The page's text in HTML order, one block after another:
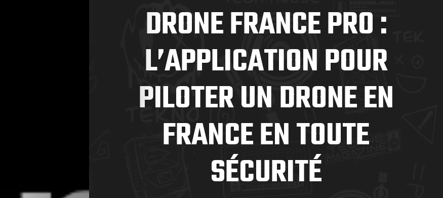
DRONE FRANCE PRO :
L’APPLICATION POUR
PILOTER UN DRONE EN
FRANCE EN TOUTE
SÉCURITÉ